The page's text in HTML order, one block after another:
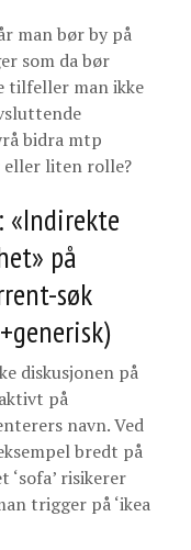
man bør by på
som da bør
tilfeller man ikke
bidra mtp
liten rolle?
«Indirekte
på
søk
diskusjonen på
på
navn. Ved
bredt på
‘sofa’ risikerer
trigger på ‘ikea